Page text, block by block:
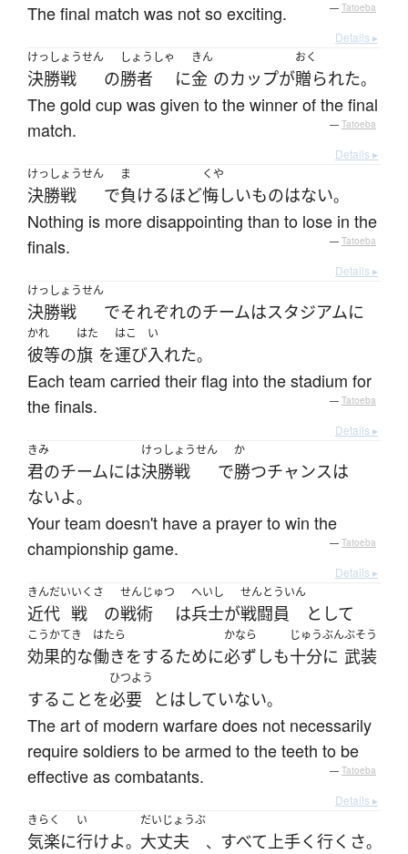
The final match was not so exciting. — Tatoeba
Details ▸
けっしょうせん
決勝戦 の
しょうしゃ
勝者 に
きん
金 のカップが
おく
贈られた。
The gold cup was given to the winner of the final
match.
— Tatoeba
Details ▸
けっしょうせん
決勝戦 で
ま
負けるほど
くや
悔しいものはない。
Nothing is more disappointing than to lose in the
finals.
— Tatoeba
Details ▸
けっしょうせん
決勝戦 でそれぞれのチームはスタジアムに
かれ
彼等の
はた
旗 を
はこ
運び
い
入れた。
Each team carried their flag into the stadium for
the finals.
— Tatoeba
Details ▸
きみ
君のチームには
けっしょうせん
決勝戦 で
か
勝つチャンスは
ないよ。
Your team doesn't have a prayer to win the
championship game.
— Tatoeba
Details ▸
きんだい
近代
いくさ
戦 の
せんじゅつ
戦術 は
へいし
兵士が
せんとういん
戦闘員 として
こうかてき
効果的な
はたら
働きをするために
かなら
必ずしも
じゅうぶん
十分に
ぶそう
武装
する ことを
ひつよう
必要 とは していない。
The art of modern warfare does not necessarily
require soldiers to be armed to the teeth to be
effective as combatants.
— Tatoeba
Details ▸
きらく
気楽に
い
行けよ。
だいじょうぶ
大丈夫 、 すべて上手く行く さ。